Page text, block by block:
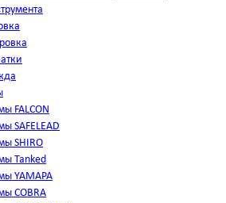
FALCON
SAFELEAD
SHIRO
Tanked
YAMAPA
COBRA